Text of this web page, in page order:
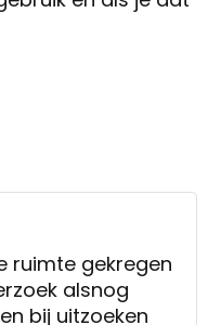
alsnog
bij uitzoeken